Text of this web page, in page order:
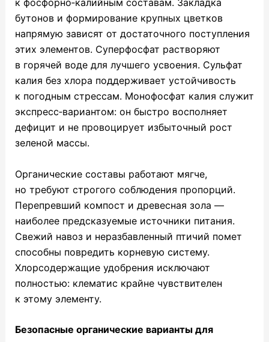
к фосфорно‑калийным составам. Закладка
бутонов и формирование крупных цветков
напрямую зависят от достаточного поступления
этих элементов. Суперфосфат растворяют
в горячей воде для лучшего усвоения. Сульфат
калия без хлора поддерживает устойчивость
к погодным стрессам. Монофосфат калия служит
экспресс‑вариантом: он быстро восполняет
дефицит и не провоцирует избыточный рост
зеленой массы.
Органические составы работают мягче,
но требуют строгого соблюдения пропорций.
Перепревший компост и древесная зола —
наиболее предсказуемые источники питания.
Свежий навоз и неразбавленный птичий помет
способны повредить корневую систему.
Хлорсодержащие удобрения исключают
полностью: клематис крайне чувствителен
к этому элементу.
Безопасные органические варианты для